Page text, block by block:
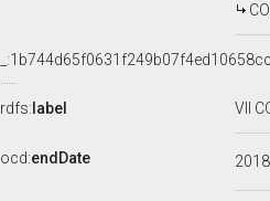
rdfs: label VII
ocd:endDate